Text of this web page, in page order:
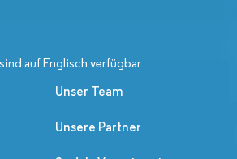
auf Englisch verfügbar
Unser Team
Unsere Partner